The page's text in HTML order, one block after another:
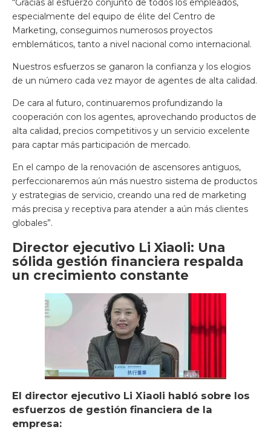
“Gracias al esfuerzo conjunto de todos los empleados,
especialmente del equipo de élite del Centro de
Marketing, conseguimos numerosos proyectos
emblemáticos, tanto a nivel nacional como internacional.
Nuestros esfuerzos se ganaron la confianza y los elogios
de un número cada vez mayor de agentes de alta calidad.
De cara al futuro, continuaremos profundizando la
cooperación con los agentes, aprovechando productos de
alta calidad, precios competitivos y un servicio excelente
para captar más participación de mercado.
En el campo de la renovación de ascensores antiguos,
perfeccionaremos aún más nuestro sistema de productos
y estrategias de servicio, creando una red de marketing
más precisa y receptiva para atender a aún más clientes
globales”.
Director ejecutivo Li Xiaoli: Una
sólida gestión financiera respalda
un crecimiento constante
El director ejecutivo Li Xiaoli habló sobre los
esfuerzos de gestión financiera de la
empresa: